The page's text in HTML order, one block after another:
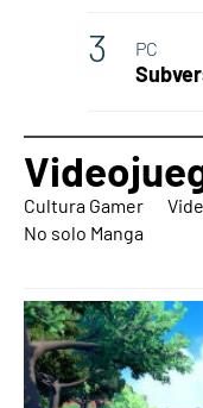
PC
Cultura Gamer
No solo Manga